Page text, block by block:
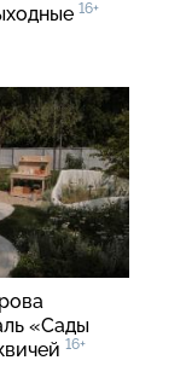
16+
«Сады
16+